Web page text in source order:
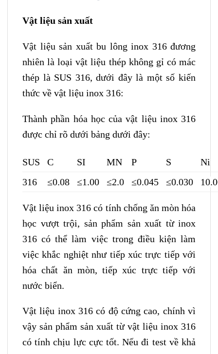
Vật liệu sản xuất
Vật liệu sản xuất bu lông inox 316 đương
nhiên là loại vật liệu thép không gỉ có mác
thép là SUS 316, dưới đây là một số kiến
thức về vật liệu inox 316:
Thành phần hóa học của vật liệu inox 316
được chỉ rõ dưới bảng dưới đây:
SUS C SI MN P S
Ni
316
≤0.08 ≤1.00 ≤2.0 ≤0.045 ≤0.030
Vật liệu inox 316 có tính chống ăn mòn hóa
học vượt trội, sản phẩm sản xuất từ inox
316 có thể làm việc trong điều kiện làm
việc khắc nghiệt như tiếp xúc trực tiếp với
hóa chất ăn mòn, tiếp xúc trực tiếp với
nước biển.
Vật liệu inox 316 có độ cứng cao, chính vì
vậy sản phẩm sản xuất từ vật liệu inox 316
có tính chịu lực cực tốt. Nếu đi test về khả